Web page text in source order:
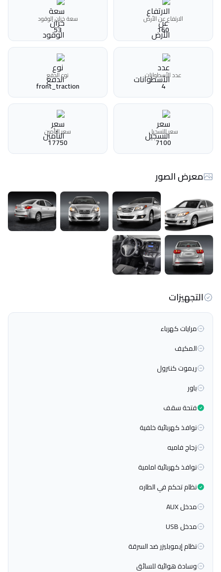
الارتفاع عن الأرض
160
سعة خزان الوقود
53
عدد الأسطوانات
4
نوع الدفع
front_traction
سعر التسجيل
7100
سعر التأمين
17750
معرض الصور
التجهيزات
مرايات كهرباء
المكيف
ريموت كنترول
باور
فتحة سقف
نوافذ كهربائية خلفية
زجاج فاميه
نوافذ كهربائية امامية
نظام تحكم في الطاره
مدخل AUX
مدخل USB
نظام إيموبليزر ضد السرقة
وسادة هوائية للسائق